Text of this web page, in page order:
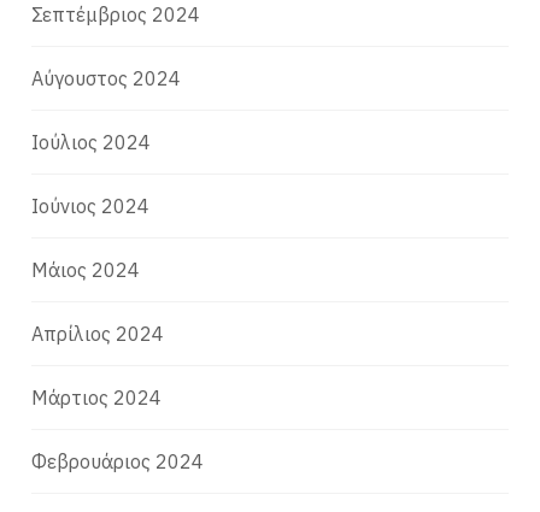
Σεπτέμβριος 2024
Αύγουστος 2024
Ιούλιος 2024
Ιούνιος 2024
Μάιος 2024
Απρίλιος 2024
Μάρτιος 2024
Φεβρουάριος 2024